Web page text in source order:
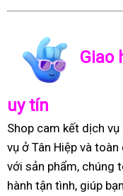
Giao
uy tín
Shop cam kết dịch
vụ ở Tân Hiệp và
với sản phẩm, chúng
hành tận tình, giúp